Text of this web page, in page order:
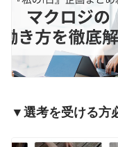
▼選考を受ける方